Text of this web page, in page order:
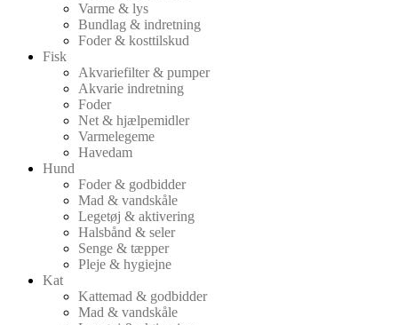
Varme & lys
Bundlag & indretning
Foder & kosttilskud
Fisk
Akvariefilter & pumper
Akvarie indretning
Foder
Net & hjælpemidler
Varmelegeme
Havedam
Hund
Foder & godbidder
Mad & vandskåle
Legetøj & aktivering
Halsbånd & seler
Senge & tæpper
Pleje & hygiejne
Kat
Kattemad & godbidder
Mad & vandskåle